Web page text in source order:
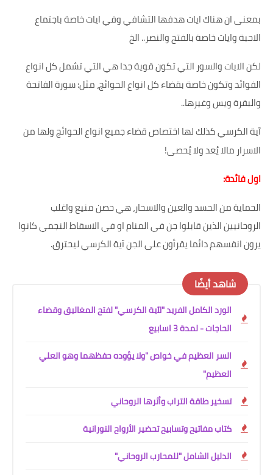
بمعنى ان هناك ايات هدفها التشافي وفي ايات خاصة باجتماع
الاحبة وايات خاصة بالفتح والنصر.. الخ
لكن الايات والسور التي تكون قوية جدا هي التي تشمل كل انواع
الفوائد وتكون خاصة بقضاء كل انواع الحوائج، مثل: سورة الفاتحة
والبقرة ويس وغيرها..
آية الكرسي كذلك لها اختصاص قضاء جميع انواع الحوائج ولها من
الاسرار مالا يُعد ولا يُحصى!
اول فائدة:
الحماية من الحسد والعين والاسحار، هي حصن منيع واغلب
الروحانيين الذين قابلوا جن في المنام او في الاسقاط النجمي كانوا
يرون انفسهم دائما يقرأون على الجن آية الكرسي ليحترق.
شاهد أيضًا
الورد الكامل الفريد "لآية الكرسي" لفتح المغاليق وقضاء
الحاجات - لمدة 3 اسابيع
السر العظيم في خواص "ولا يؤوده حفظهما وهو العلي
العظيم"
تسخير طاقة التراب وأثرها الروحاني
كتاب مفاتيح وتسابيح تحضير الأرواح النورانية
الدليل الشامل "للمحارب الروحاني"